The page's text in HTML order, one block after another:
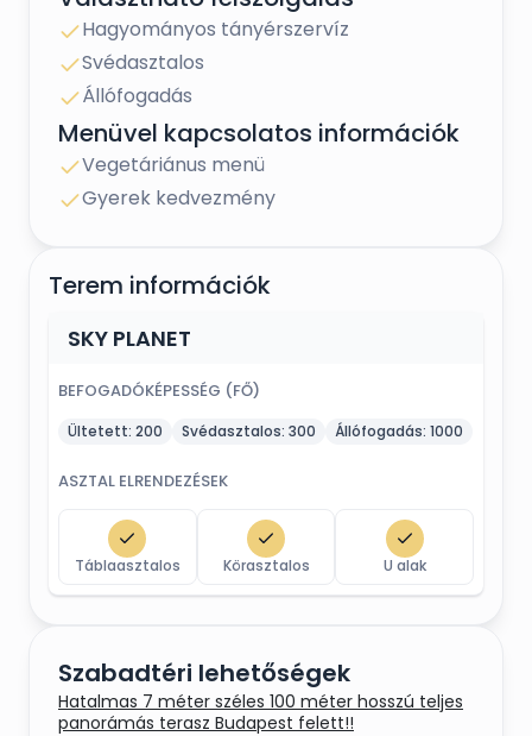
Hagyományos tányérszervíz
Svédasztalos
Állófogadás
Menüvel kapcsolatos információk
Vegetáriánus menü
Gyerek kedvezmény
Terem információk
SKY PLANET
BEFOGADÓKÉPESSÉG (FŐ)
Ültetett: 200 Svédasztalos: 300 Állófogadás: 1000
ASZTAL ELRENDEZÉSEK
Táblaasztalos Körasztalos U alak
Szabadtéri lehetőségek
Hatalmas 7 méter széles 100 méter hosszú teljes
panorámás terasz Budapest felett!!